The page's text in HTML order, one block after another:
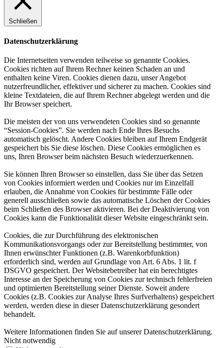
Schließen
Datenschutzerklärung
Die Internetseiten verwenden teilweise so genannte Cookies.
Cookies richten auf Ihrem Rechner keinen Schaden an und
enthalten keine Viren. Cookies dienen dazu, unser Angebot
nutzerfreundlicher, effektiver und sicherer zu machen. Cookies sind
kleine Textdateien, die auf Ihrem Rechner abgelegt werden und die
Ihr Browser speichert.
Die meisten der von uns verwendeten Cookies sind so genannte
“Session-Cookies”. Sie werden nach Ende Ihres Besuchs
automatisch gelöscht. Andere Cookies bleiben auf Ihrem Endgerät
gespeichert bis Sie diese löschen. Diese Cookies ermöglichen es
uns, Ihren Browser beim nächsten Besuch wiederzuerkennen.
Sie können Ihren Browser so einstellen, dass Sie über das Setzen
von Cookies informiert werden und Cookies nur im Einzelfall
erlauben, die Annahme von Cookies für bestimmte Fälle oder
generell ausschließen sowie das automatische Löschen der Cookies
beim Schließen des Browser aktivieren. Bei der Deaktivierung von
Cookies kann die Funktionalität dieser Website eingeschränkt sein.
Cookies, die zur Durchführung des elektronischen
Kommunikationsvorgangs oder zur Bereitstellung bestimmter, von
Ihnen erwünschter Funktionen (z.B. Warenkorbfunktion)
erforderlich sind, werden auf Grundlage von Art. 6 Abs. 1 lit. f
DSGVO gespeichert. Der Websitebetreiber hat ein berechtigtes
Interesse an der Speicherung von Cookies zur technisch fehlerfreien
und optimierten Bereitstellung seiner Dienste. Soweit andere
Cookies (z.B. Cookies zur Analyse Ihres Surfverhaltens) gespeichert
werden, werden diese in dieser Datenschutzerklärung gesondert
behandelt.
Weitere Informationen finden Sie auf unserer Datenschutzerklärung.
Nicht notwendig